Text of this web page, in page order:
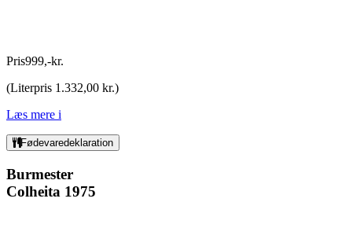
Pris999,-kr.
(Literpris 1.332,00 kr.)
Læs mere i
Fødevaredeklaration
Burmester
Colheita 1975